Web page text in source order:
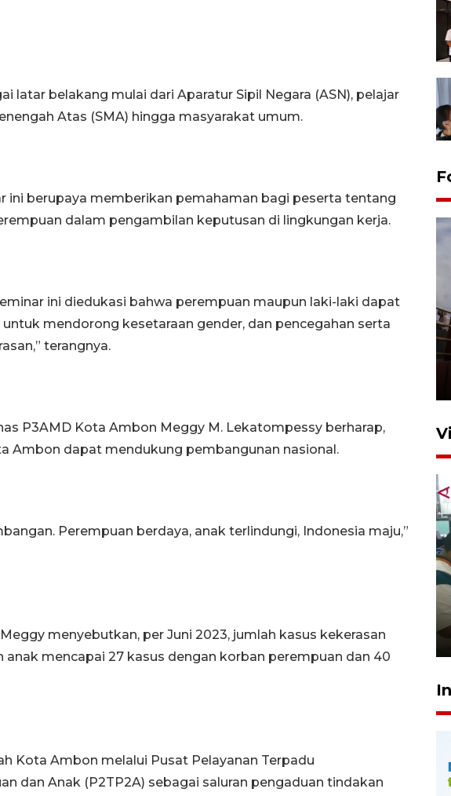
latar belakang mulai dari Aparatur Sipil Negara (ASN), pelajar
Atas (SMA) hingga masyarakat umum.
ini berupaya memberikan pemahaman bagi peserta tentang
dalam pengambilan keputusan di lingkungan kerja.
ini diedukasi bahwa perempuan maupun laki-laki dapat
mendorong kesetaraan gender, dan pencegahan serta
terangnya.
P3AMD Kota Ambon Meggy M. Lekatompessy berharap,
Ambon dapat mendukung pembangunan nasional.
Perempuan berdaya, anak terlindungi, Indonesia maju,”
menyebutkan, per Juni 2023, jumlah kasus kekerasan
mencapai 27 kasus dengan korban perempuan dan 40
Kota Ambon melalui Pusat Pelayanan Terpadu
dan Anak (P2TP2A) sebagai saluran pengaduan tindakan
23 Juli 2026 14:28